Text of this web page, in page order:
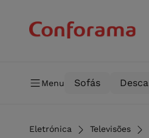
Menu Sofás
Eletrónica Televisões